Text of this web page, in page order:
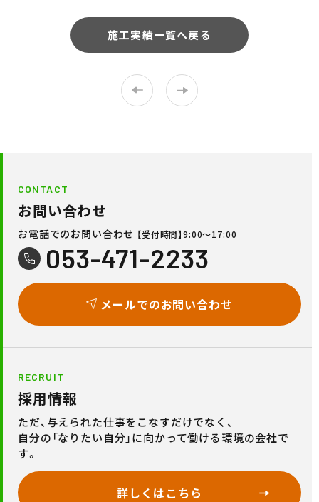
メールでのお問い合わせ
施工実績一覧へ戻る
CONTACT
お問い合わせ
お電話でのお問い合わせ 【受付時間】9:00〜17:00
053-471-2233
メールでのお問い合わせ
RECRUIT
採用情報
ただ、与えられた仕事をこなすだけでなく、
自分の「なりたい自分」に向かって働ける環境の会社で
す。
詳しくはこちら